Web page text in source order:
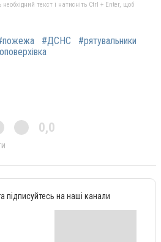
текст і натисніть Ctrl + Enter, щоб
#ДСНС
#рятувальники
0,0
підписуйтесь на наші канали